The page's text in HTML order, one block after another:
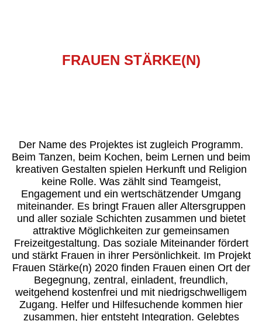
FRAUEN STÄRKE(N)
Der Name des Projektes ist zugleich Programm.
Beim Tanzen, beim Kochen, beim Lernen und beim
kreativen Gestalten spielen Herkunft und Religion
keine Rolle. Was zählt sind Teamgeist,
Engagement und ein wertschätzender Umgang
miteinander. Es bringt Frauen aller Altersgruppen
und aller soziale Schichten zusammen und bietet
attraktive Möglichkeiten zur gemeinsamen
Freizeitgestaltung. Das soziale Miteinander fördert
und stärkt Frauen in ihrer Persönlichkeit. Im Projekt
Frauen Stärke(n) 2020 finden Frauen einen Ort der
Begegnung, zentral, einladent, freundlich,
weitgehend kostenfrei und mit niedrigschwelligem
Zugang. Helfer und Hilfesuchende kommen hier
zusammen, hier entsteht Integration. Gelebtes